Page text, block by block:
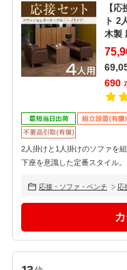
【
ト 2
木製
690
2人掛けと1人掛けのソファを
下座を意識した定番スタイル。
応接・ソファ・ベンチ 応